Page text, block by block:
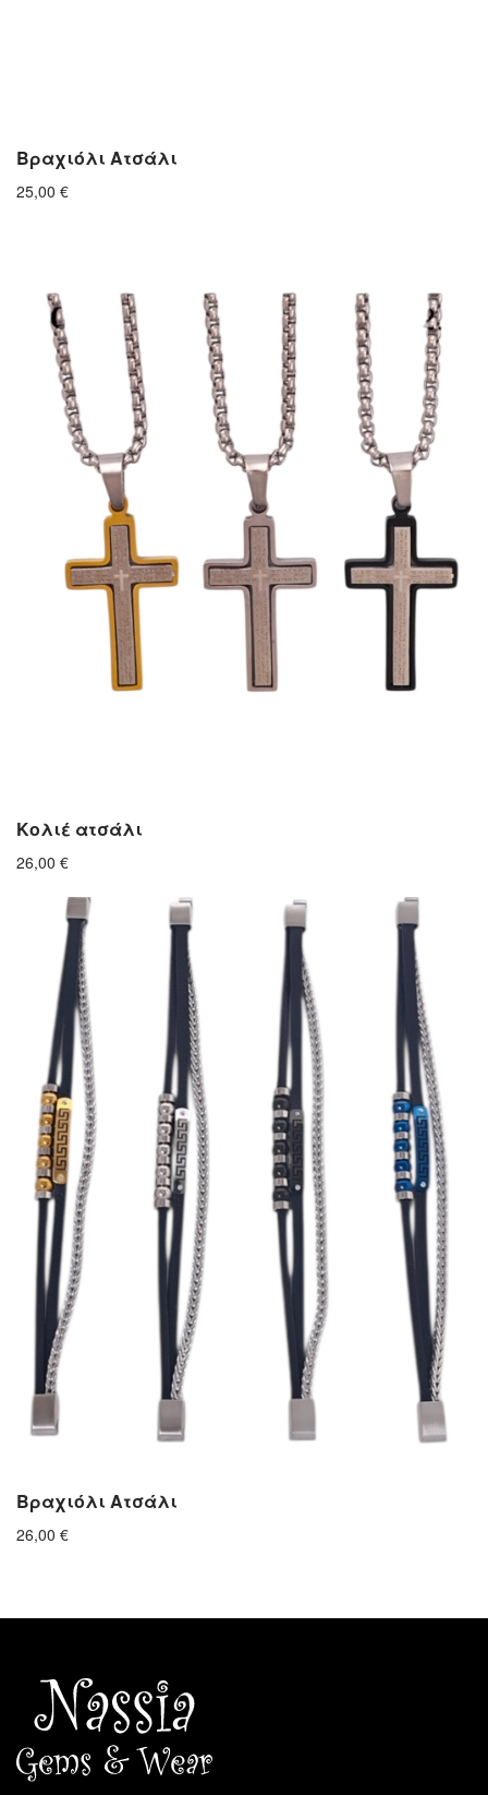
Βραχιόλι Ατσάλι
25,00 €
Κολιέ ατσάλι
26,00 €
Βραχιόλι Ατσάλι
26,00 €